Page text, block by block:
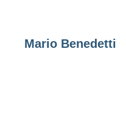
Mario Benedetti